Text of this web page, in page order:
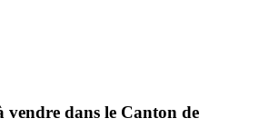
vendre dans le Canton de